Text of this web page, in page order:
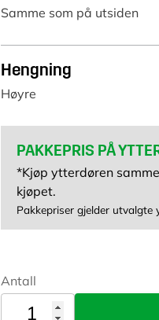
Samme som på utsiden
Hengning
Høyre
PAKKEPRIS PÅ
*Kjøp ytterdøren
kjøpet.
Pakkepriser gjelder utvalgte